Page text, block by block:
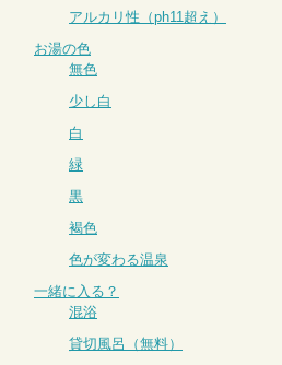
アルカリ性（ph11超え）
お湯の色
無色
少し白
白
緑
黒
褐色
色が変わる温泉
一緒に入る？
混浴
貸切風呂（無料）